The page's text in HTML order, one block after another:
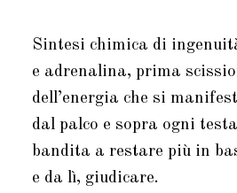
Sintesi chimica di
e adrenalina, prima
dell’energia che si
dal palco e sopra ogni testa
bandita a restare più in
e da lì, giudicare.